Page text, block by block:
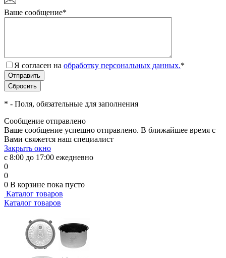
Ваше сообщение*
Я согласен на обработку персональных данных.*
* - Поля, обязательные для заполнения
Сообщение отправлено
Ваше сообщение успешно отправлено. В ближайшее время с
Вами свяжется наш специалист
Закрыть окно
с 8:00 до 17:00 ежедневно
0
0
0 В корзине пока пусто
Каталог товаров
Каталог товаров